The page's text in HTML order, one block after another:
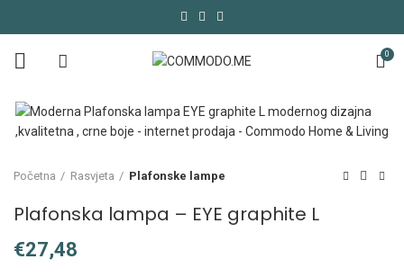
0
Početna Rasvjeta Plafonske lampe
Plafonska lampa – EYE graphite L
€